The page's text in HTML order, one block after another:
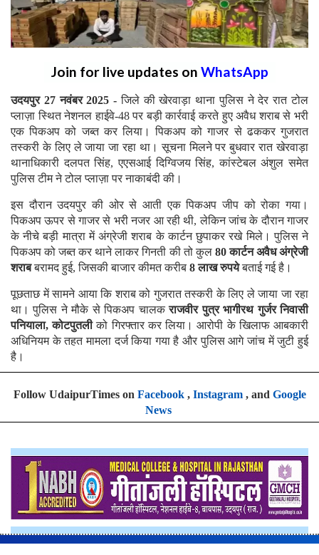
Join for live updates on WhatsApp
उदयपुर 27 नवंबर 2025 - जिले की खेरवाड़ा थाना पुलिस ने देर रात टोल
प्लाज़ा स्थित नेशनल हाईवे-48 पर बड़ी कार्रवाई करते हुए अवैध शराब से भरी
एक पिकअप को जब्त कर लिया। पिकअप को गाजर से ढककर गुजरात
तस्करी के लिए ले जाया जा रहा था। सूचना मिलने पर बुधवार रात खेरवाड़ा
थानाधिकारी दलपत सिंह, एएसआई दिग्विजय सिंह, कांस्टेबल अंशुल समेत
पुलिस टीम ने टोल प्लाज़ा पर नाकाबंदी की।
इस दौरान उदयपुर की ओर से आती एक पिकअप जीप को रोका गया।
पिकअप ऊपर से गाजर से भरी नजर आ रही थी, लेकिन जांच के दौरान गाजर
के नीचे बड़ी मात्रा में अंग्रेजी शराब के कार्टन छुपाकर रखे मिले। पुलिस ने
पिकअप को जब्त कर थाने लाकर गिनती की तो कुल 80 कार्टन अवैध अंग्रेजी
शराबबरामद हुई, जिसकी बाजार कीमत करीब 8 लाख रुपयेबताई गई है।
पूछताछ में सामने आया कि शराब को गुजरात तस्करी के लिए ले जाया जा रहा
था। पुलिस ने मौके से पिकअप चालकराजवीर पुत्र भागीरथ गुर्जर निवासी
पनियाला, कोटपुतलीको गिरफ्तार कर लिया। आरोपी के खिलाफ आबकारी
अधिनियम के तहत मामला दर्ज किया गया है और पुलिस आगे जांच में जुटी हुई
है।
Follow UdaipurTimes on Facebook, Instagram, and Google
News